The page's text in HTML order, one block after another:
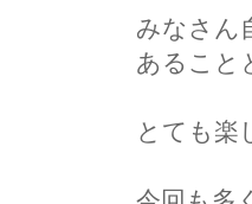
みなさん
あること
とても楽